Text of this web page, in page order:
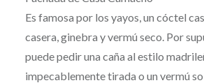
Es famosa por los yayos, un cóctel
casera, ginebra y vermú seco. Por
puede pedir una caña al estilo
impecablemente tirada o un vermú